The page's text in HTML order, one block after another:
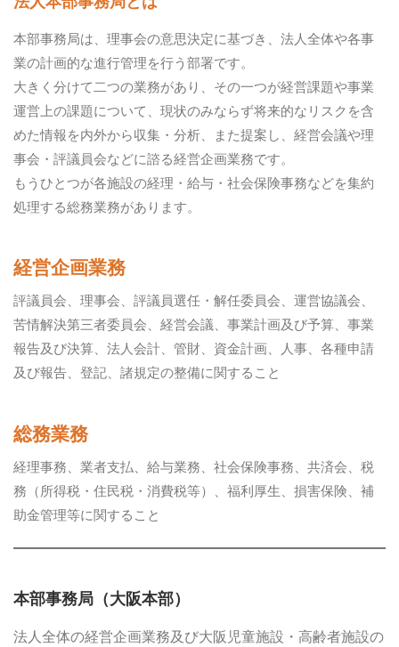
本部事務局は、理事会の意思決定に基づき、法人全体や各事
業の計画的な進行管理を行う部署です。
大きく分けて二つの業務があり、その一つが経営課題や事業
運営上の課題について、現状のみならず将来的なリスクを含
めた情報を内外から収集・分析、また提案し、経営会議や理
事会・評議員会などに諮る経営企画業務です。
もうひとつが各施設の経理・給与・社会保険事務などを集約
処理する総務業務があります。
経営企画業務
評議員会、理事会、評議員選任・解任委員会、運営協議会、
苦情解決第三者委員会、経営会議、事業計画及び予算、事業
報告及び決算、法人会計、管財、資金計画、人事、各種申請
及び報告、登記、諸規定の整備に関すること
総務業務
経理事務、業者支払、給与業務、社会保険事務、共済会、税
務（所得税・住民税・消費税等）、福利厚生、損害保険、補
助金管理等に関すること
本部事務局（大阪本部）
法人全体の経営企画業務及び大阪児童施設・高齢者施設の